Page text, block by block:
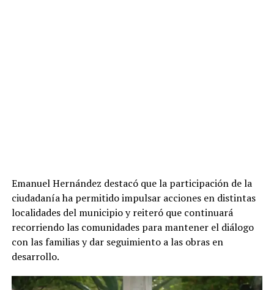
Emanuel Hernández destacó que la participación de la
ciudadanía ha permitido impulsar acciones en distintas
localidades del municipio y reiteró que continuará
recorriendo las comunidades para mantener el diálogo
con las familias y dar seguimiento a las obras en
desarrollo.